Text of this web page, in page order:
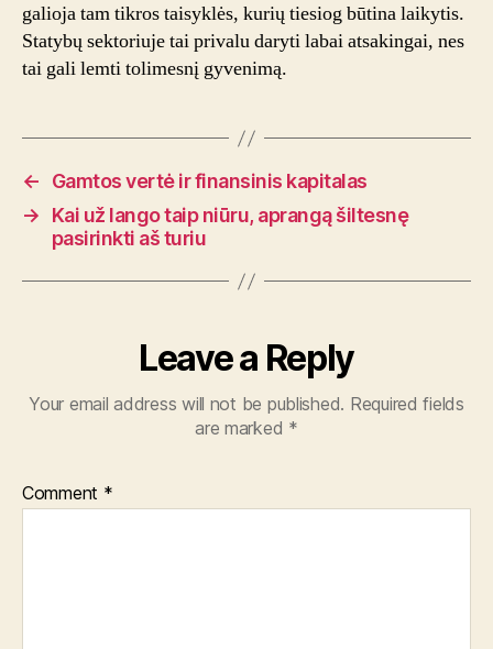
galioja tam tikros taisyklės, kurių tiesiog būtina laikytis.
Statybų sektoriuje tai privalu daryti labai atsakingai, nes
tai gali lemti tolimesnį gyvenimą.
←
Gamtos vertė ir finansinis kapitalas
→
Kai už lango taip niūru, aprangą šiltesnę
pasirinkti aš turiu
Leave a Reply
Your email address will not be published. Required fields
are marked *
Comment *